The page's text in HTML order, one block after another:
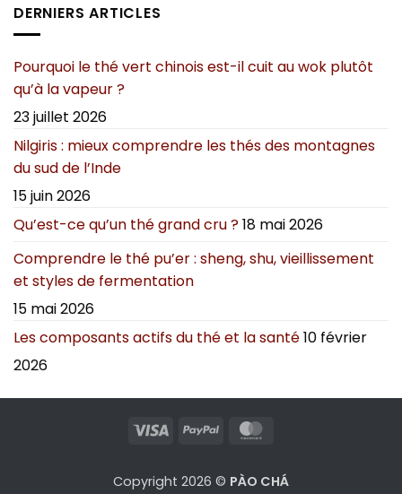
DERNIERS ARTICLES
Pourquoi le thé vert chinois est-il cuit au wok plutôt
qu’à la vapeur ?
23 juillet 2026
Nilgiris : mieux comprendre les thés des montagnes
du sud de l’Inde
15 juin 2026
Qu’est-ce qu’un thé grand cru ?18 mai 2026
Comprendre le thé pu’er : sheng, shu, vieillissement
et styles de fermentation
15 mai 2026
Les composants actifs du thé et la santé10 février
2026
Visa PayPal
Copyright 2026 © PÀO CHÁ